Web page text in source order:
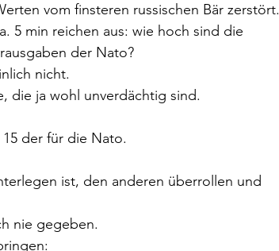
vom finsteren russischen Bär zerstört.
5 min reichen aus: wie hoch sind die
der Nato?
nicht.
die ja wohl unverdächtig sind.
der für die Nato.
ist, den anderen überrollen und
nie gegeben.